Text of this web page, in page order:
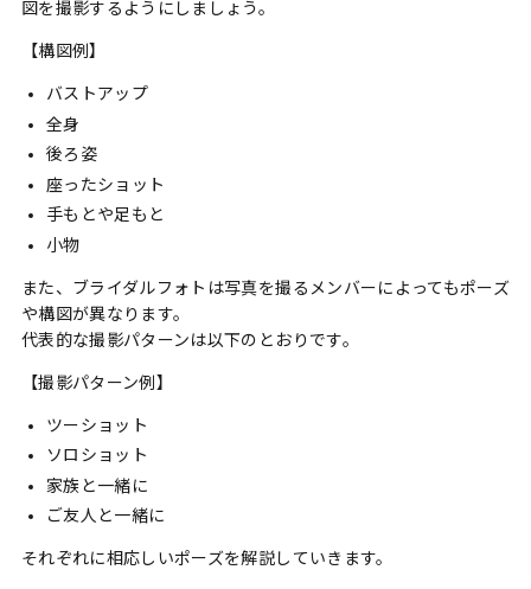
図を撮影するようにしましょう。
【構図例】
バストアップ
全身
後ろ姿
座ったショット
手もとや足もと
小物
また、ブライダルフォトは写真を撮るメンバーによってもポーズ
や構図が異なります。
代表的な撮影パターンは以下のとおりです。
【撮影パターン例】
ツーショット
ソロショット
家族と一緒に
ご友人と一緒に
それぞれに相応しいポーズを解説していきます。